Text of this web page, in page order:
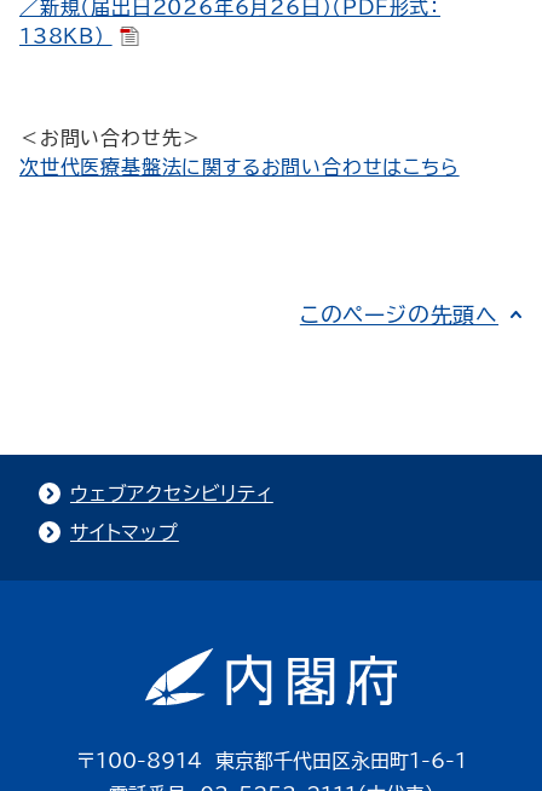
／新規（届出日2026年6月26日）（PDF形式：
138KB）
＜お問い合わせ先＞
次世代医療基盤法に関するお問い合わせはこちら
このページの先頭へ
ウェブアクセシビリティ
サイトマップ
〒100-8914 東京都千代田区永田町1-6-1